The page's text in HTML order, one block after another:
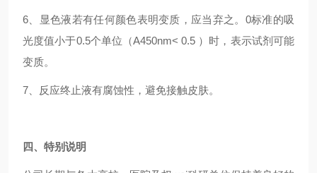
6、显色液若有任何颜色表明变质，应当弃之。0标准的吸
光度值小于0.5个单位（A450nm< 0.5 ）时，表示试剂可能
变质。
7、反应终止液有腐蚀性，避免接触皮肤。
四、特别说明